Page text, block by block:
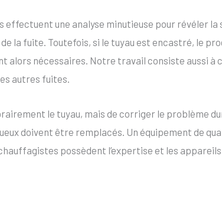
effectuent une analyse minutieuse pour révéler
la fuite. Toutefois, si le tuyau est encastré, le
alors nécessaires. Notre travail consiste aussi à
autres fuites.
le tuyau, mais de corriger le problème
doivent être remplacés. Un équipement de
possèdent l’expertise et les